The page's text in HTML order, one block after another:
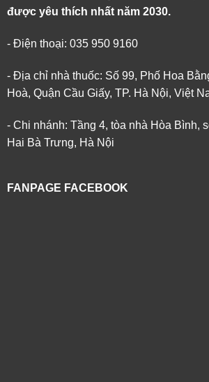
được yêu thích nhất năm 2030.
- Điện thoại: 035 950 9160
- Địa chỉ nhà thuốc: Số 99, Phố Hoa
Hoà, Quận Cầu Giấy, TP. Hà Nội, Việt
- Chi nhánh: Tầng 4, tòa nhà Hòa Bình,
Hai Bà Trưng, Hà Nội
FANPAGE FACEBOOK